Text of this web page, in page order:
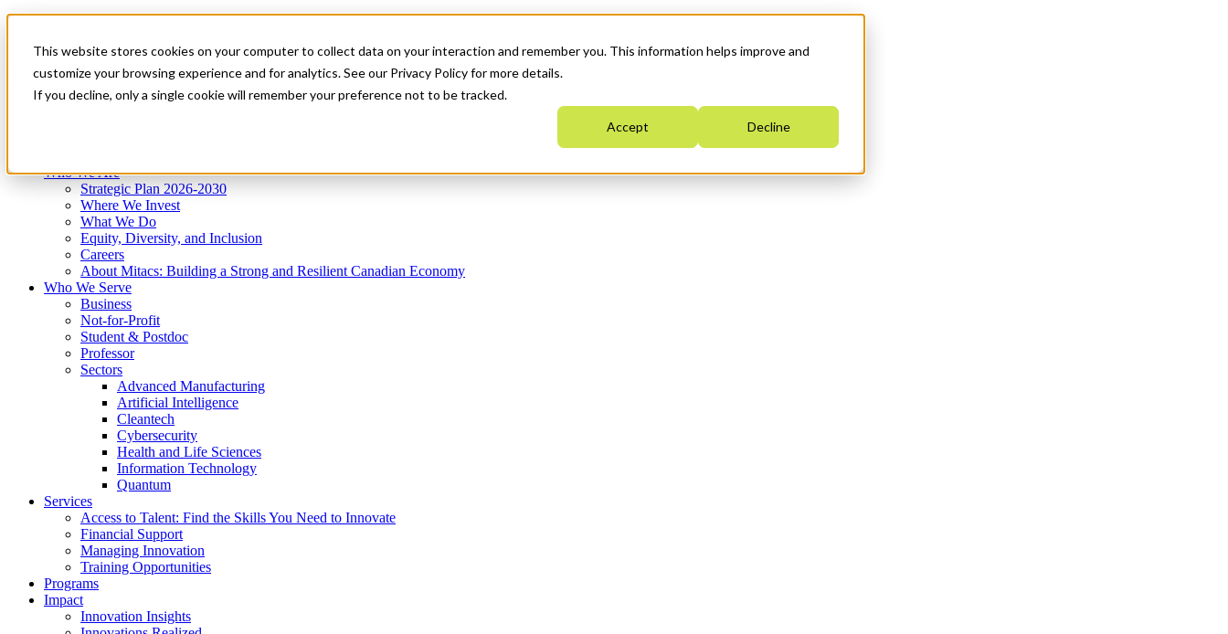
This website stores cookies on your computer to collect data on your interaction and remember you. This information helps improve and
customize your browsing experience and for analytics. See our Privacy Policy for more details.
If you decline, only a single cookie will remember your preference not to be tracked.
Accept Decline
News & Events
Get Started
Menu
Who We Are
Strategic Plan 2026-2030
Where We Invest
What We Do
Equity, Diversity, and Inclusion
Careers
About Mitacs: Building a Strong and Resilient Canadian Economy
Who We Serve
Business
Not-for-Profit
Student & Postdoc
Professor
Sectors
Advanced Manufacturing
Artificial Intelligence
Cleantech
Cybersecurity
Health and Life Sciences
Information Technology
Quantum
Services
Access to Talent: Find the Skills You Need to Innovate
Financial Support
Managing Innovation
Training Opportunities
Programs
Impact
Innovation Insights